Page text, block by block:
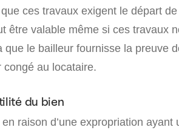
ces travaux exigent le départ
être valable même si ces travaux
le bailleur fournisse la preuve
au locataire.
du bien
raison d’une expropriation ayant